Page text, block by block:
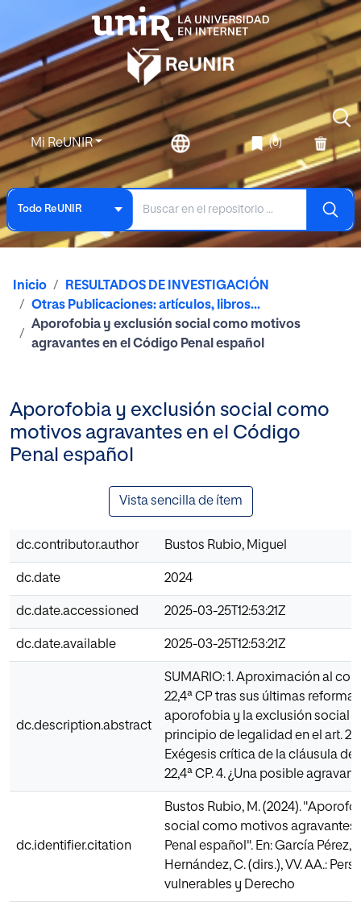
Mi ReUNIR (0)
Todo ReUNIR
Inicio
RESULTADOS DE INVESTIGACIÓN
Otras Publicaciones: artículos, libros...
Aporofobia y exclusión social como motivos
agravantes en el Código Penal español
Aporofobia y exclusión social como
motivos agravantes en el Código
Penal español
Vista sencilla de ítem
dc.contributor.author Bustos Rubio, Miguel
dc.date 2024
dc.date.accessioned 2025-03-25T12:53:21Z
dc.date.available 2025-03-25T12:53:21Z
dc.description.abstract
SUMARIO: 1. Aproximación al
22,4ª CP tras sus últimas
aporofobia y la exclusión social a
principio de legalidad en el art.
Exégesis crítica de la cláusula de
22,4ª CP. 4. ¿Una posible
dc.identifier.citation
Bustos Rubio, M. (2024).
social como motivos agravantes
Penal español". En: García Pérez,
Hernández, C. (dirs.), VV. AA.:
vulnerables y Derecho